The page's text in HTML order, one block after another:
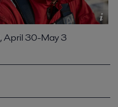
April 30-May 3